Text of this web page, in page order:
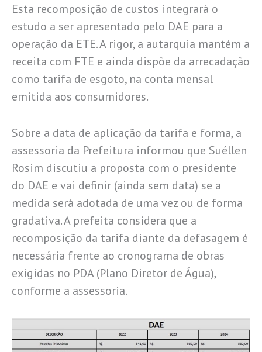
Esta recomposição de custos integrará o
estudo a ser apresentado pelo DAE para a
operação da ETE. A rigor, a autarquia mantém a
receita com FTE e ainda dispõe da arrecadação
como tarifa de esgoto, na conta mensal
emitida aos consumidores.
Sobre a data de aplicação da tarifa e forma, a
assessoria da Prefeitura informou que Suéllen
Rosim discutiu a proposta com o presidente
do DAE e vai definir (ainda sem data) se a
medida será adotada de uma vez ou de forma
gradativa. A prefeita considera que a
recomposição da tarifa diante da defasagem é
necessária frente ao cronograma de obras
exigidas no PDA (Plano Diretor de Água),
conforme a assessoria.